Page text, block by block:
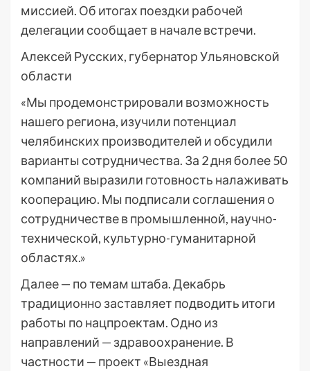
миссией. Об итогах поездки рабочей
делегации сообщает в начале встречи.
Алексей Русских, губернатор Ульяновской
области
«Мы продемонстрировали возможность
нашего региона, изучили потенциал
челябинских производителей и обсудили
варианты сотрудничества. За 2 дня более 50
компаний выразили готовность налаживать
кооперацию. Мы подписали соглашения о
сотрудничестве в промышленной, научно-
технической, культурно-гуманитарной
областях.»
Далее — по темам штаба. Декабрь
традиционно заставляет подводить итоги
работы по нацпроектам. Одно из
направлений — здравоохранение. В
частности — проект «Выездная